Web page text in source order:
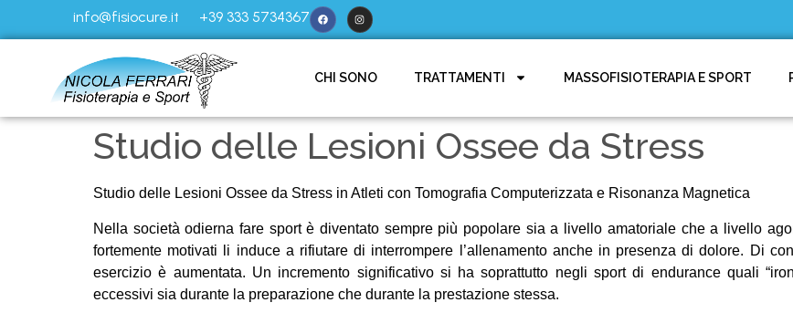
info@fisiocure.it +39 333 5734367
CHI SONO TRATTAMENTI MASSOFISIOTERAPIA E SPORT
Studio delle Lesioni Ossee da Stress
Studio delle Lesioni Ossee da Stress in Atleti con Tomografia Computerizzata e Risonanza Magnetica
Nella società odierna fare sport è diventato sempre più popolare sia a livello amatoriale che a livello
fortemente motivati li induce a rifiutare di interrompere l’allenamento anche in presenza di dolore. Di
esercizio è aumentata. Un incremento significativo si ha soprattutto negli sport di endurance quali
eccessivi sia durante la preparazione che durante la prestazione stessa.